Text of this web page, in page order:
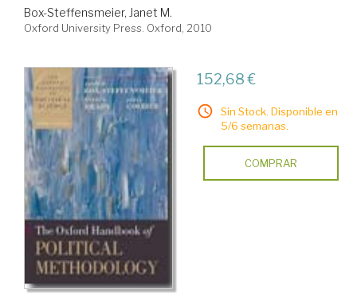
Box-Steffensmeier, Janet M.
Oxford University Press. Oxford, 2010
152,68 €
Sin Stock. Disponible en
5/6 semanas.
COMPRAR